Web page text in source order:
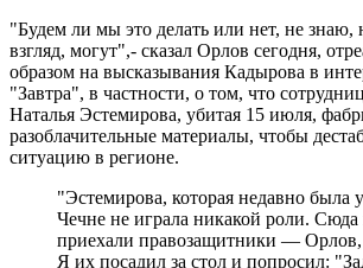
"Будем ли мы это делать или нет, не знаю,
взгляд, могут",- сказал Орлов сегодня,
образом на высказывания Кадырова в
"Завтра", в частности, о том, что
Наталья Эстемирова, убитая 15 июля,
разоблачительные материалы, чтобы
ситуацию в регионе.
"Эстемирова, которая недавно была
Чечне не играла никакой роли.
приехали правозащитники —
Я их посадил за стол и попросил: